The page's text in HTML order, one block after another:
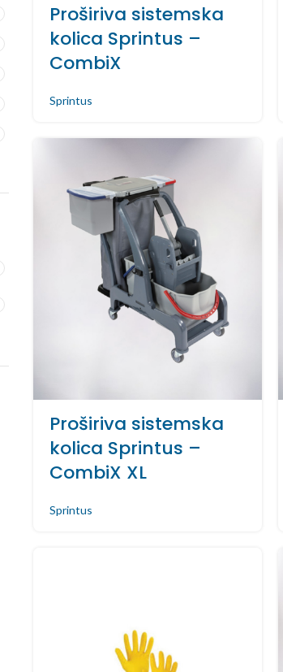
Proširiva sistemska
kolica Sprintus –
CombiX
Sprintus
Proširiva sistemska
kolica Sprintus –
CombiX XL
Sprintus